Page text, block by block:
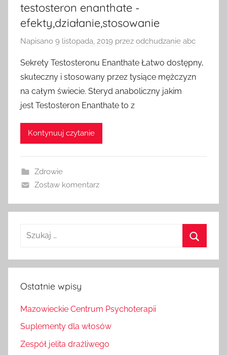
testosteron enanthate -
efekty,działanie,stosowanie
Napisano 9 listopada, 2019 przez odchudzanie abc
Sekrety Testosteronu Enanthate Łatwo dostępny,
skuteczny i stosowany przez tysiące mężczyzn
na całym świecie. Steryd anaboliczny jakim
jest Testosteron Enanthate to z
Kontynuuj czytanie
Zdrowie
Zostaw komentarz
Szukaj
Ostatnie wpisy
Mazowieckie Centrum Psychoterapii
Suplementy dla włosów
Zespół jelita drażliwego